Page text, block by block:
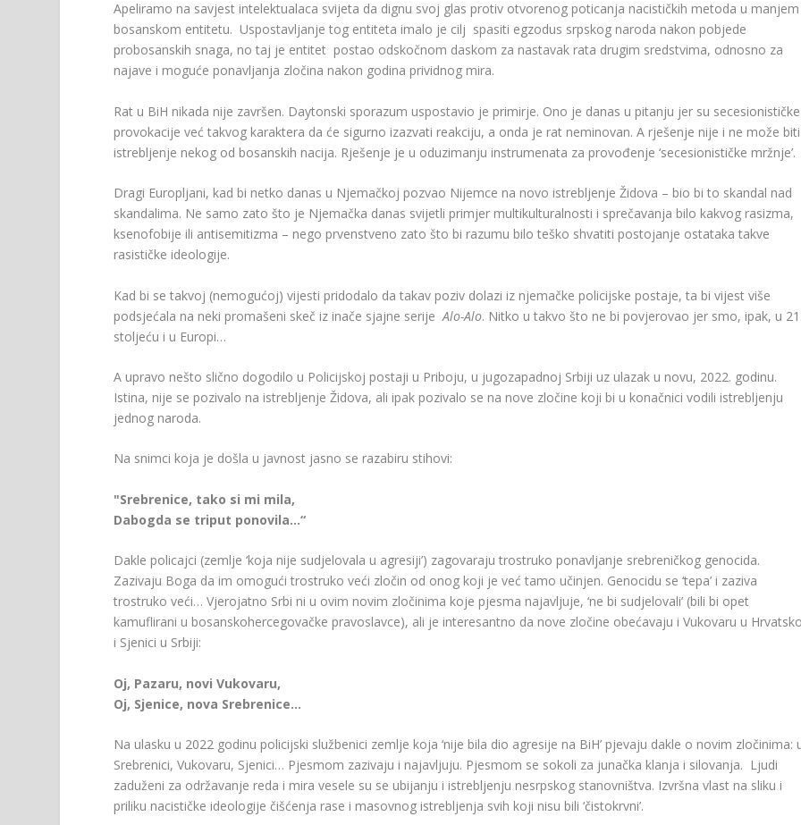
Apeliramo na savjest intelektualaca svijeta da dignu svoj glas protiv otvorenog poticanja nacističkih metoda u manjem
bosanskom entitetu. Uspostavljanje tog entiteta imalo je cilj spasiti egzodus srpskog naroda nakon pobjede
probosanskih snaga, no taj je entitet postao odskočnom daskom za nastavak rata drugim sredstvima, odnosno za
najave i moguće ponavljanja zločina nakon godina prividnog mira.
Rat u BiH nikada nije završen. Daytonski sporazum uspostavio je primirje. Ono je danas u pitanju jer su secesionističke
provokacije već takvog karaktera da će sigurno izazvati reakciju, a onda je rat neminovan. A rješenje nije i ne može biti
istrebljenje nekog od bosanskih nacija. Rješenje je u oduzimanju instrumenata za provođenje ‘secesionističke mržnje’.
Dragi Europljani, kad bi netko danas u Njemačkoj pozvao Nijemce na novo istrebljenje Židova – bio bi to skandal nad
skandalima. Ne samo zato što je Njemačka danas svijetli primjer multikulturalnosti i sprečavanja bilo kakvog rasizma,
ksenofobije ili antisemitizma – nego prvenstveno zato što bi razumu bilo teško shvatiti postojanje ostataka takve
rasističke ideologije.
Kad bi se takvoj (nemogućoj) vijesti pridodalo da takav poziv dolazi iz njemačke policijske postaje, ta bi vijest više
podsjećala na neki promašeni skeč iz inače sjajne serijeAlo-Alo. Nitko u takvo što ne bi povjerovao jer smo, ipak, u
stoljeću i u Europi…
A upravo nešto slično dogodilo u Policijskoj postaji u Priboju, u jugozapadnoj Srbiji uz ulazak u novu, 2022. godinu.
Istina, nije se pozivalo na istrebljenje Židova, ali ipak pozivalo se na nove zločine koji bi u konačnici vodili istrebljenju
jednog naroda.
Na snimci koja je došla u javnost jasno se razabiru stihovi:
"Srebrenice, tako si mi mila,
Dabogda se triput ponovila…“
Dakle policajci (zemlje ‘koja nije sudjelovala u agresiji’) zagovaraju trostruko ponavljanje srebreničkog genocida.
Zazivaju Boga da im omogući trostruko veći zločin od onog koji je već tamo učinjen. Genocidu se ‘tepa’ i zaziva
trostruko veći… Vjerojatno Srbi ni u ovim novim zločinima koje pjesma najavljuje, ‘ne bi sudjelovali’ (bili bi opet
kamuflirani u bosanskohercegovačke pravoslavce), ali je interesantno da nove zločine obećavaju i Vukovaru u
i Sjenici u Srbiji:
Oj, Pazaru, novi Vukovaru,
Oj, Sjenice, nova Srebrenice…
Na ulasku u 2022 godinu policijski službenici zemlje koja ‘nije bila dio agresije na BiH’ pjevaju dakle o novim zločinima:
Srebrenici, Vukovaru, Sjenici… Pjesmom zazivaju i najavljuju. Pjesmom se sokoli za junačka klanja i silovanja. Ljudi
zaduženi za održavanje reda i mira vesele su se ubijanju i istrebljenju nesrpskog stanovništva. Izvršna vlast na sliku i
priliku nacističke ideologije čišćenja rase i masovnog istrebljenja svih koji nisu bili ‘čistokrvni’.